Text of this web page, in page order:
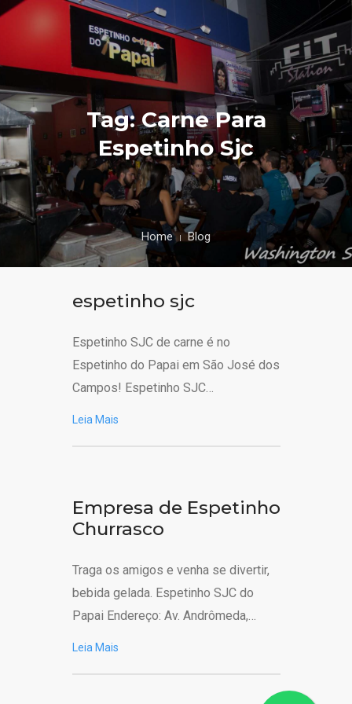
Tag: Carne Para
Espetinho Sjc
Home Blog
espetinho sjc
Espetinho SJC de carne é no
Espetinho do Papai em São José dos
Campos! Espetinho SJC…
Leia Mais
Empresa de Espetinho
Churrasco
Traga os amigos e venha se divertir,
bebida gelada. Espetinho SJC do
Papai Endereço: Av. Andrômeda,…
Leia Mais